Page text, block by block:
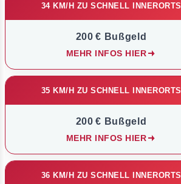
34 KM/H ZU SCHNELL INNERORTS
200 € Bußgeld
MEHR INFOS HIER
35 KM/H ZU SCHNELL INNERORTS
200 € Bußgeld
MEHR INFOS HIER
36 KM/H ZU SCHNELL INNERORTS